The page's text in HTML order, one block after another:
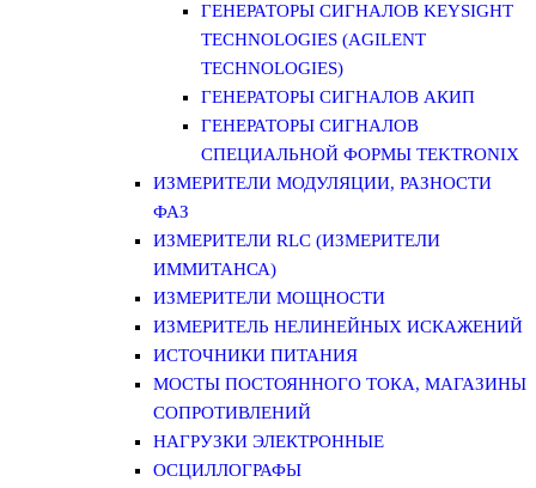
ГЕНЕРАТОРЫ СИГНАЛОВ KEYSIGHT
TECHNOLOGIES (AGILENT
TECHNOLOGIES)
ГЕНЕРАТОРЫ СИГНАЛОВ АКИП
ГЕНЕРАТОРЫ СИГНАЛОВ
СПЕЦИАЛЬНОЙ ФОРМЫ TEKTRONIX
ИЗМЕРИТЕЛИ МОДУЛЯЦИИ, РАЗНОСТИ
ФАЗ
ИЗМЕРИТЕЛИ RLC (ИЗМЕРИТЕЛИ
ИММИТАНСА)
ИЗМЕРИТЕЛИ МОЩНОСТИ
ИЗМЕРИТЕЛЬ НЕЛИНЕЙНЫХ ИСКАЖЕНИЙ
ИСТОЧНИКИ ПИТАНИЯ
МОСТЫ ПОСТОЯННОГО ТОКА, МАГАЗИНЫ
СОПРОТИВЛЕНИЙ
НАГРУЗКИ ЭЛЕКТРОННЫЕ
ОСЦИЛЛОГРАФЫ